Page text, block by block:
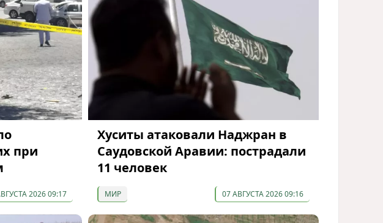
при
2026 09:17
Хуситы атаковали Наджран в
Саудовской Аравии: пострадали
11 человек
МИР 07 АВГУСТА 2026 09:16